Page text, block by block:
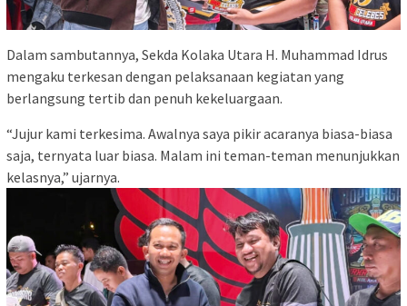
Dalam sambutannya, Sekda Kolaka Utara H. Muhammad Idrus
mengaku terkesan dengan pelaksanaan kegiatan yang
berlangsung tertib dan penuh kekeluargaan.
“Jujur kami terkesima. Awalnya saya pikir acaranya biasa-biasa
saja, ternyata luar biasa. Malam ini teman-teman menunjukkan
kelasnya,” ujarnya.